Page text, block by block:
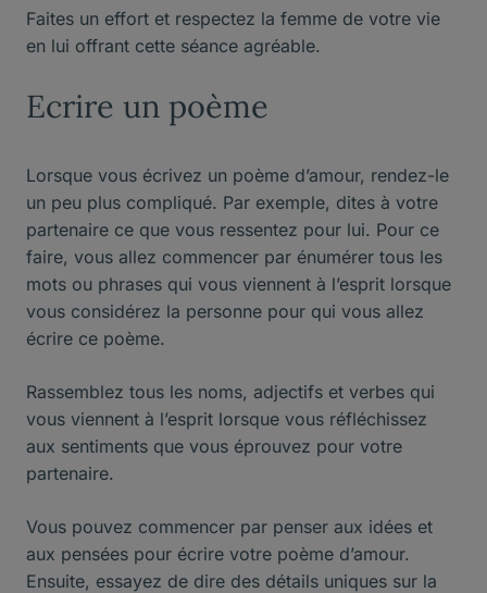
Faites un effort et respectez la femme de votre vie
en lui offrant cette séance agréable.
Ecrire un poème
Lorsque vous écrivez un poème d’amour, rendez-le
un peu plus compliqué. Par exemple, dites à votre
partenaire ce que vous ressentez pour lui. Pour ce
faire, vous allez commencer par énumérer tous les
mots ou phrases qui vous viennent à l’esprit lorsque
vous considérez la personne pour qui vous allez
écrire ce poème.
Rassemblez tous les noms, adjectifs et verbes qui
vous viennent à l’esprit lorsque vous réfléchissez
aux sentiments que vous éprouvez pour votre
partenaire.
Vous pouvez commencer par penser aux idées et
aux pensées pour écrire votre poème d’amour.
Ensuite, essayez de dire des détails uniques sur la